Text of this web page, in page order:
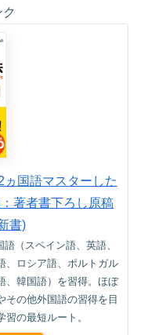
ヵ国語マスターした
著者書下ろし原稿
書)
（スペイン語、英語、
、ロシア語、ポルトガル
、韓国語）を習得。ほぼ
その他外国語の習得を目
の最短ルート。